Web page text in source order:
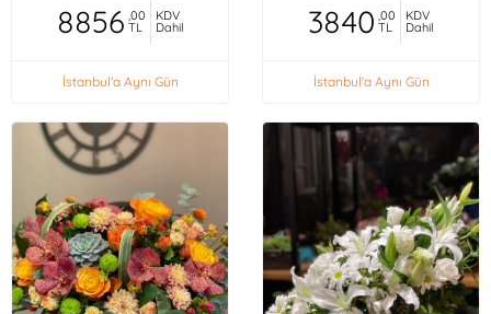
8856 ,00
TL
KDV
Dahil
İstanbul'a Aynı Gün
3840 ,00
TL
KDV
Dahil
İstanbul'a Aynı Gün